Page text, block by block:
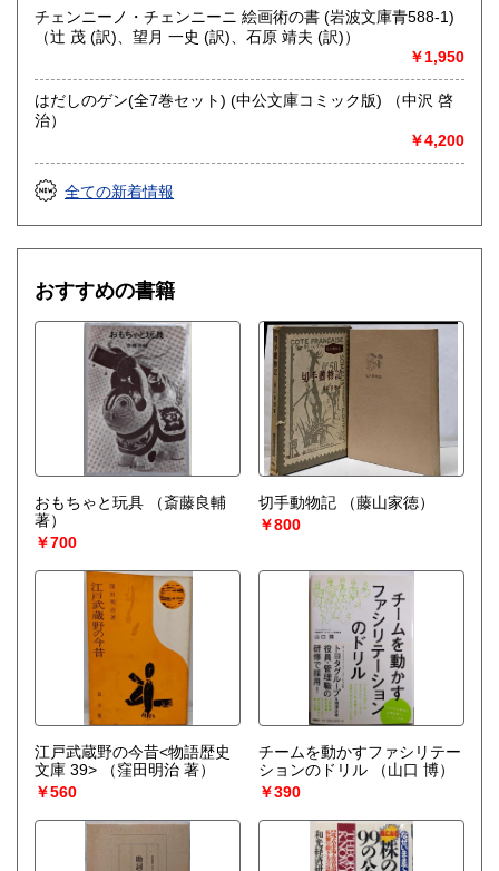
チェンニーノ・チェンニーニ 絵画術の書 (岩波文庫青588-1)
（辻 茂 (訳)、望月 一史 (訳)、石原 靖夫 (訳)）
￥1,950
はだしのゲン(全7巻セット) (中公文庫コミック版) （中沢 啓
治）
￥4,200
全ての新着情報
おすすめの書籍
おもちゃと玩具
（斎藤良輔
著）
￥700
切手動物記
（藤山家徳）
￥800
江戸武蔵野の今昔<物語歴史
文庫 39>
（窪田明治 著）
￥560
チームを動かすファシリテー
ションのドリル
（山口 博）
￥390